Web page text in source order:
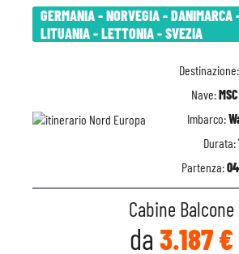
GERMANIA - NORVEGIA -
LITUANIA - LETTONIA - SVEZIA
Destinazione:
Nave:
Imbarco:
Durata:
Partenza:
Cabine Balcone
da 3.187 €